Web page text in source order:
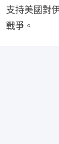
支持美國對
戰爭。